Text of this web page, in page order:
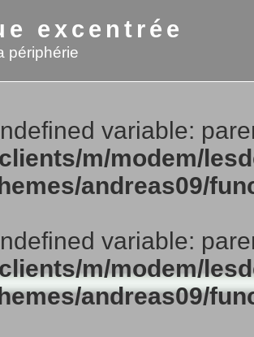
excentrée
périphérie
variable:
m/modem/
andreas09/
variable:
m/modem/
andreas09/